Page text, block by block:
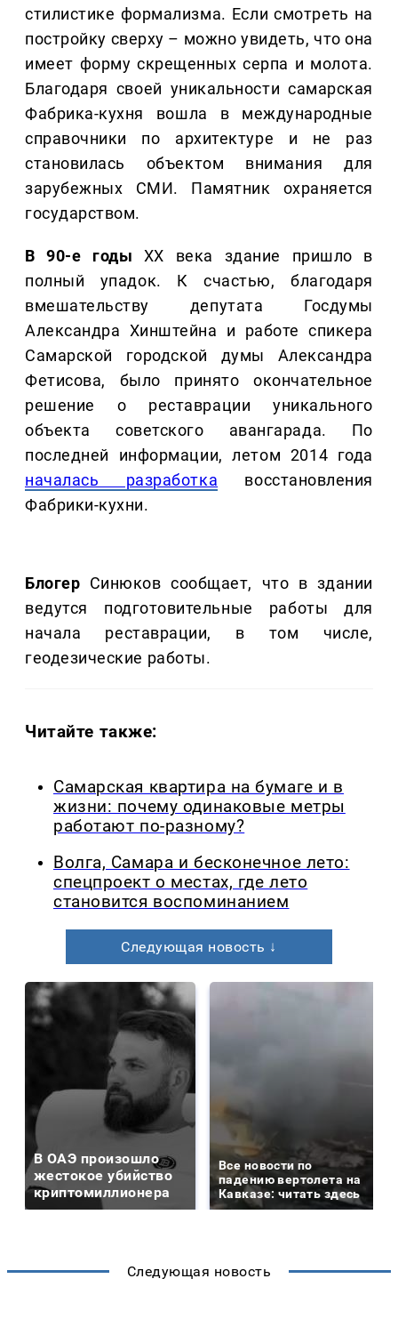
стилистике формализма. Если смотреть на
постройку сверху – можно увидеть, что она
имеет форму скрещенных серпа и молота.
Благодаря своей уникальности самарская
Фабрика-кухня вошла в международные
справочники по архитектуре и не раз
становилась объектом внимания для
зарубежных СМИ. Памятник охраняется
государством.
В 90-е годы XX века здание пришло в
полный упадок. К счастью, благодаря
вмешательству депутата Госдумы
Александра Хинштейна и работе спикера
Самарской городской думы Александра
Фетисова, было принято окончательное
решение о реставрации уникального
объекта советского авангарада. По
последней информации, летом 2014 года
началась разработка восстановления
Фабрики-кухни.
Блогер Синюков сообщает, что в здании
ведутся подготовительные работы для
начала реставрации, в том числе,
геодезические работы.
Читайте также:
Самарская квартира на бумаге и в
жизни: почему одинаковые метры
работают по-разному?
Волга, Самара и бесконечное лето:
спецпроект о местах, где лето
становится воспоминанием
Следующая новость ↓
В ОАЭ произошло
жестокое убийство
криптомиллионера
Все новости по
падению вертолета на
Кавказе: читать здесь
Следующая новость